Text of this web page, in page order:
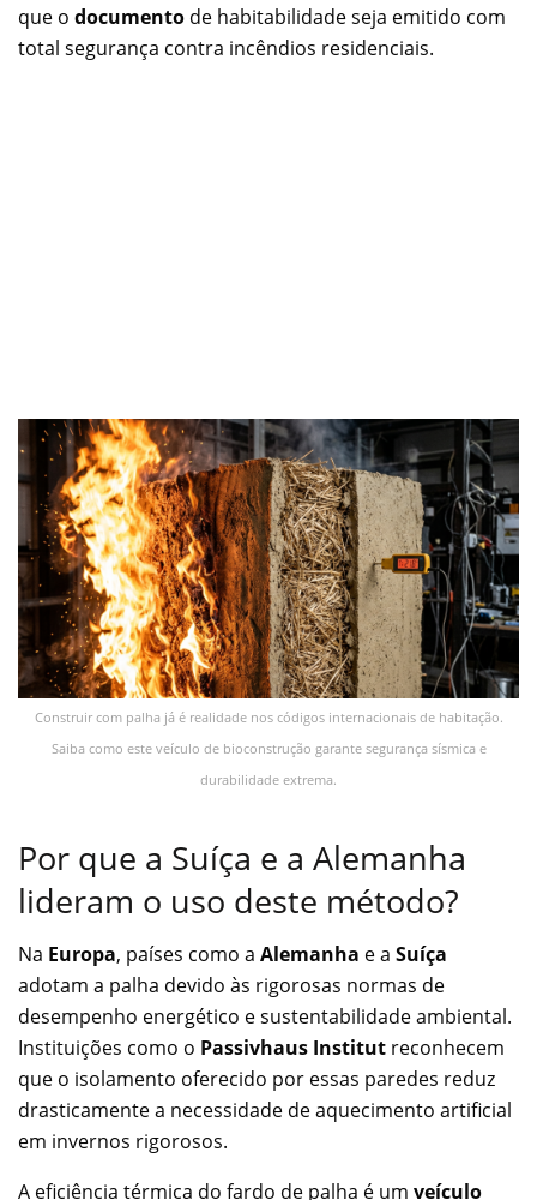
que o documento de habitabilidade seja emitido com
total segurança contra incêndios residenciais.
Construir com palha já é realidade nos códigos internacionais de habitação.
Saiba como este veículo de bioconstrução garante segurança sísmica e
durabilidade extrema.
Por que a Suíça e a Alemanha
lideram o uso deste método?
Na Europa, países como a Alemanha e a Suíça
adotam a palha devido às rigorosas normas de
desempenho energético e sustentabilidade ambiental.
Instituições como o Passivhaus Institut reconhecem
que o isolamento oferecido por essas paredes reduz
drasticamente a necessidade de aquecimento artificial
em invernos rigorosos.
A eficiência térmica do fardo de palha é um veículo